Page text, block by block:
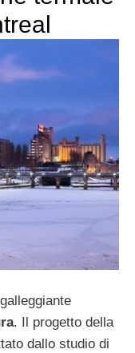
galleggiante
. Il progetto della
dallo studio di